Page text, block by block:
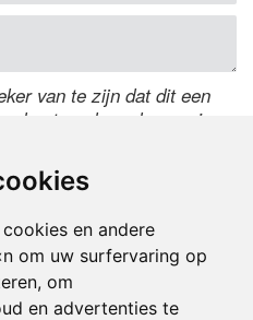
en andere
om uw surfervaring op
om
en advertenties te
van te zijn dat dit een
code over in